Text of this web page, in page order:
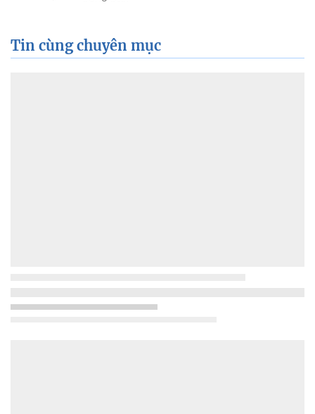
Tin cùng chuyên mục